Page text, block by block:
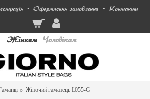
• Оформлення замовлення • Контакти
Жінкам Чоловікам
Жіночий гаманець L055-G